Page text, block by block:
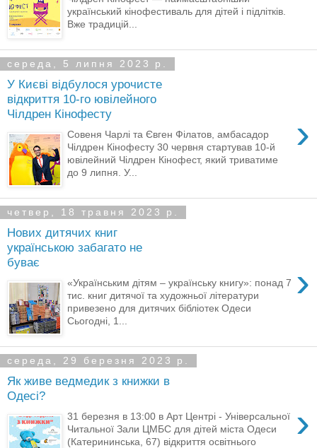
український кінофестиваль для дітей і підлітків.
Вже традицій...
середа, 5 липня 2023 р.
У Києві відбулося урочисте
відкриття 10-го ювілейного
Чілдрен Кінофесту
›
Совеня Чарлі та Євген Філатов, амбасадор
Чілдрен Кінофесту 30 червня стартував 10-й
ювілейний Чілдрен Кінофест, який триватиме
до 9 липня. У...
четвер, 18 травня 2023 р.
Нових дитячих книг
українською забагато не
буває
›
«Українським дітям – українську книгу»: понад 7
тис. книг дитячої та художньої літератури
привезено для дитячих бібліотек Одеси
Сьогодні, 1...
середа, 29 березня 2023 р.
Як живе ведмедик з книжки в
Одесі?
›
31 березня в 13:00 в Арт Центрі - Універсальної
Читальної Зали ЦМБС для дітей міста Одеси
(Катерининська, 67) відкриття освітнього